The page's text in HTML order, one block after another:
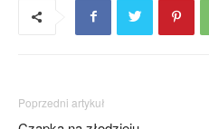
Poprzedni artykuł